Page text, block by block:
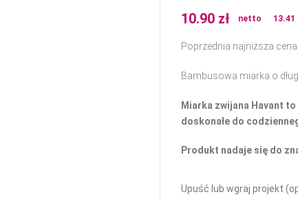
10.90 zł netto 13.41
Poprzednia najniższa cena:
Bambusowa miarka o
Miarka zwijana Havant
doskonałe do
Produkt nadaje się do
Upuść lub wgraj projekt